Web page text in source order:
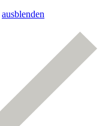
ausblenden